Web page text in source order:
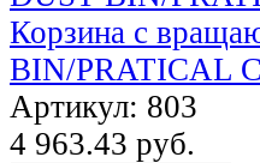
Корзина с
BIN/PRATICAL
Артикул: 803
4 963.43 руб.